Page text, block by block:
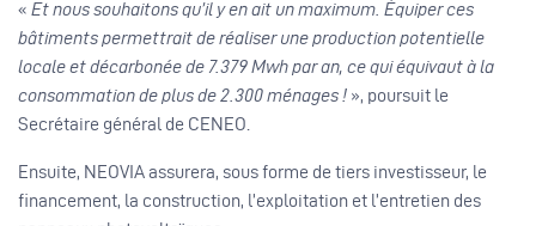
« Et nous souhaitons qu’il y en ait un maximum. Équiper ces
bâtiments permettrait de réaliser une production potentielle
locale et décarbonée de 7.379 Mwh par an, ce qui équivaut à la
consommation de plus de 2.300 ménages ! », poursuit le
Secrétaire général de CENEO.
Ensuite, NEOVIA assurera, sous forme de tiers investisseur, le
financement, la construction, l’exploitation et l’entretien des